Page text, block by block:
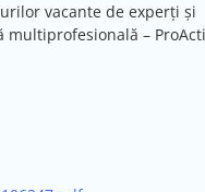
vacante de experți și
–